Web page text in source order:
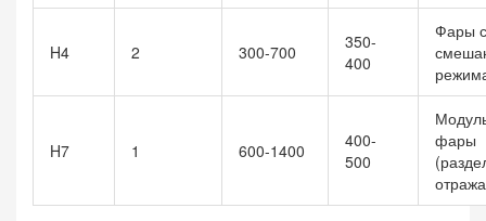
H4 2 300-700
350-
400
Фары
H7 1 600-1400
400-
500
фары